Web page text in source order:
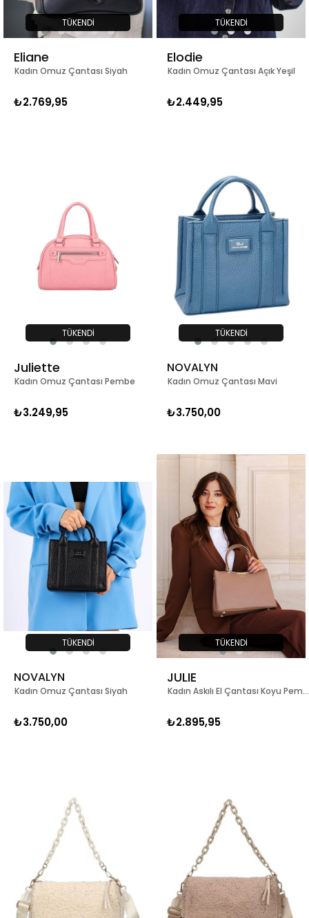
TÜKENDI
Kadın Omuz Çantası Siyah
Eliane
₺2.769,95
TÜKENDI
Kadın Omuz Çantası Açık Yeşil
Elodie
₺2.449,95
TÜKENDI
Kadın Omuz Çantası Pembe
Juliette
₺3.249,95
TÜKENDI
Kadın Omuz Çantası Mavi
NOVALYN
₺3.750,00
TÜKENDI
Kadın Omuz Çantası Siyah
NOVALYN
₺3.750,00
TÜKENDI
Kadın Askılı El Çantası Koyu Pembe
JULIE
₺2.895,95